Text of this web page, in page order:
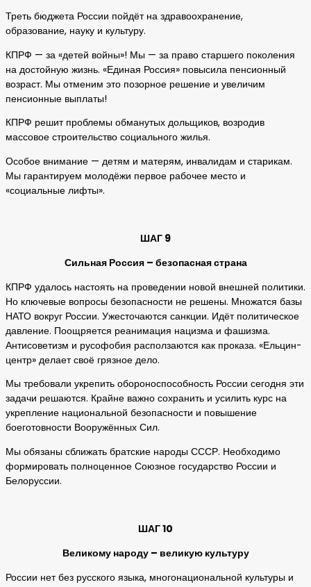
Треть бюджета России пойдёт на здравоохранение,
образование, науку и культуру.
КПРФ — за «детей войны»! Мы — за право старшего поколения
на достойную жизнь. «Единая Россия» повысила пенсионный
возраст. Мы отменим это позорное решение и увеличим
пенсионные выплаты!
КПРФ решит проблемы обманутых дольщиков, возродив
массовое строительство социального жилья.
Особое внимание — детям и матерям, инвалидам и старикам.
Мы гарантируем молодёжи первое рабочее место и
«социальные лифты».
ШАГ 9
Сильная Россия – безопасная страна
КПРФ удалось настоять на проведении новой внешней политики.
Но ключевые вопросы безопасности не решены. Множатся базы
НАТО вокруг России. Ужесточаются санкции. Идёт политическое
давление. Поощряется реанимация нацизма и фашизма.
Антисоветизм и русофобия расползаются как проказа. «Ельцин-
центр» делает своё грязное дело.
Мы требовали укрепить обороноспособность России сегодня эти
задачи решаются. Крайне важно сохранить и усилить курс на
укрепление национальной безопасности и повышение
боеготовности Вооружённых Сил.
Мы обязаны сближать братские народы СССР. Необходимо
формировать полноценное Союзное государство России и
Белоруссии.
ШАГ 10
Великому народу – великую культуру
России нет без русского языка, многонациональной культуры и